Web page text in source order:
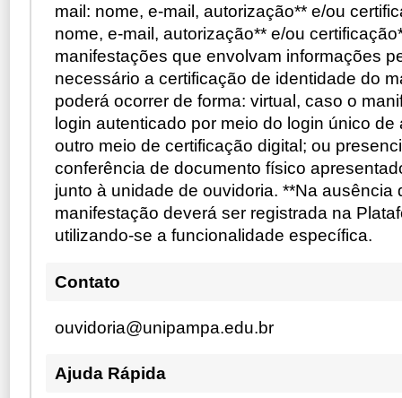
mail: nome, e-mail, autorização** e/ou
nome, e-mail, autorização** e/ou
manifestações que envolvam informações
necessário a certificação de identidade do
poderá ocorrer de forma: virtual, caso o
login autenticado por meio do login único de
outro meio de certificação digital; ou
conferência de documento físico
junto à unidade de ouvidoria. **Na ausência
manifestação deverá ser registrada na
utilizando-se a funcionalidade específica.
Contato
ouvidoria@unipampa.edu.br
Ajuda Rápida